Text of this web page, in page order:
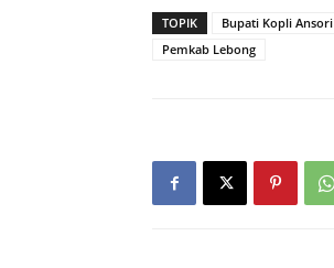
TOPIK Bupati Kopli Ansori
Pemkab Lebong